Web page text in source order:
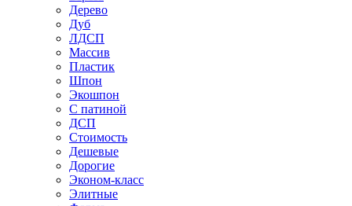
Дерево
Дуб
ЛДСП
Массив
Пластик
Шпон
Экошпон
С патиной
ДСП
Стоимость
Дешевые
Дорогие
Эконом-класс
Элитные